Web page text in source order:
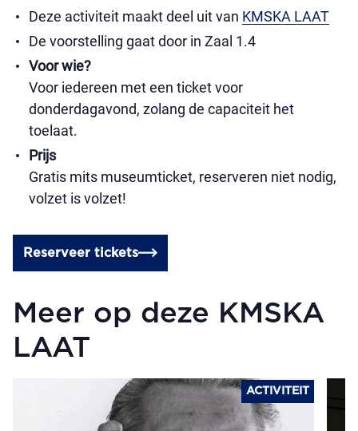
Deze activiteit maakt deel uit van KMSKA LAAT
De voorstelling gaat door in Zaal 1.4
Voor wie?
Voor iedereen met een ticket voor
donderdagavond, zolang de capaciteit het
toelaat.
Prijs
Gratis mits museumticket, reserveren niet nodig,
volzet is volzet!
Reserveer tickets
Meer op deze KMSKA
LAAT
ACTIVITEIT